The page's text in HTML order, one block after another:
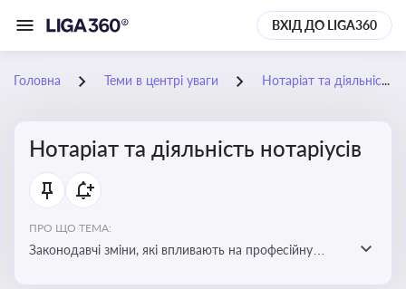
ВХІД ДО LIGA360
Головна Теми в центрі уваги Нотаріат та діяльність нотаріусів
Нотаріат та діяльність нотаріусів
ПРО ЩО ТЕМА:
Законодавчі зміни, які впливають на професійну